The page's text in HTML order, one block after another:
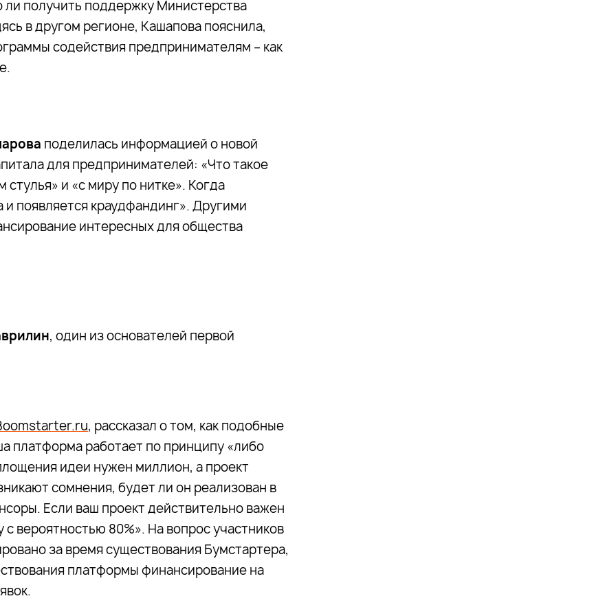
получить поддержку Министерства
в другом регионе, Кашапова пояснила,
содействия предпринимателям – как
поделилась информацией о новой
для предпринимателей: «Что такое
и «с миру по нитке». Когда
появляется краудфандинг». Другими
интересных для общества
, один из основателей первой
, рассказал о том, как подобные
платформа работает по принципу «либо
идеи нужен миллион, а проект
сомнения, будет ли он реализован в
Если ваш проект действительно важен
вероятностью 80%». На вопрос участников
за время существования Бумстартера,
платформы финансирование на